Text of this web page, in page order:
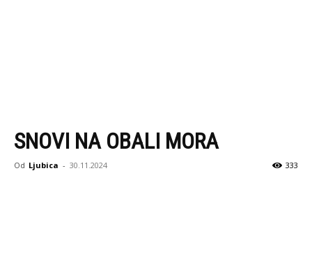
SNOVI NA OBALI MORA
Od Ljubica - 30.11.2024 333